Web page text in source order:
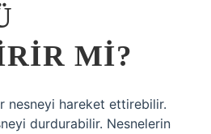
MI?
nesneyi hareket ettirebilir.
durdurabilir. Nesnelerin